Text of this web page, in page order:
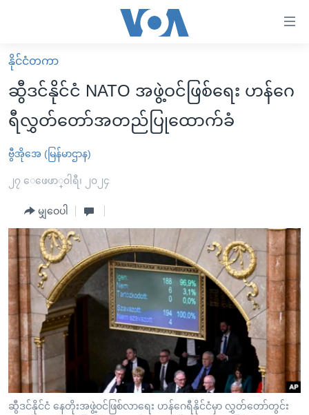
လွယ်ကူ
စေ
သည့်
Link
များ
ပင်မ
ကျော်
ကြည့်
အ
ညွန်း
စာမျက်နှာ
သို့
ကျော်
ကြည့်
မူလစာမျက်နှာ
မြန်မာ
ကမ္ဘာ့သတင်းများ
နိုင်ငံတကာ
အစ္စရေး-ပါလက်စတိုင်း
ဗွီဒီယို
သတင်းလွတ်လပ်ခွင့်
အင်္ဂလိပ်စာလေ့လာမယ်
အမေရိကန်သုံးအီဒီယံ
မကြေးမုံရဲ့ အင်္ဂလိပ်စာ
ရုပ်ရှင်ထဲက အင်္ဂလိပ်စာ
သုတပဒေသာ အင်္ဂလိပ်စာ
အပတ်စဉ်ကဏ္ဍများ
ရေဒီယို
တီဗွီ
ရေဒီယိုနှင့်ရုပ်သံ အချက်အလက်များ
ရေဒီယို/တီဗွီအစီအစဉ်
Learning English
ဗွီအိုအေ လူမှုကွန်ယက်များ
နိုင်ငံတကာ
ဆွီဒင်နိုင်ငံ NATO အဖွဲ့ဝင်ဖြစ်ရေး ဟန်ဂေ
ရီလွှတ်တော်အတည်ပြုထောက်ခံ
ဗွီအိုအေ (မြန်မာဌာန)
၂၇ ေဖေဖာ္၀ါရီ၊ ၂၀၂၄
မျှဝေပါ
ဆွီဒင်နိုင်ငံ နေတိုးအဖွဲ့ဝင်ဖြစ်လာရေး ဟန်ဂေရီနိုင်ငံမှာ လွှတ်တော်တွင်း